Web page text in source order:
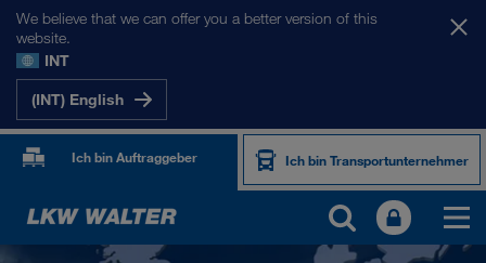
We believe that we can offer you a better version of this
website.
INT
(INT) English
Ich bin Auftraggeber Ich bin Transportunternehmer